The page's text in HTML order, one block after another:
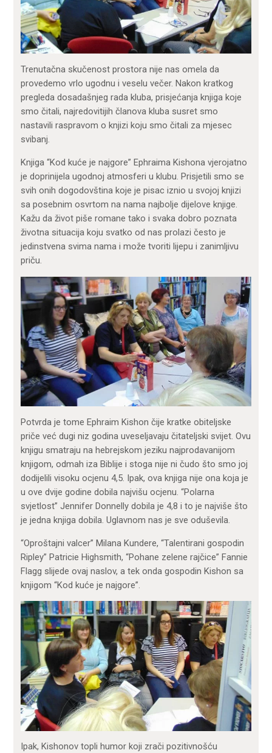
Trenutačna skučenost prostora nije nas omela da
provedemo vrlo ugodnu i veselu večer. Nakon kratkog
pregleda dosadašnjeg rada kluba, prisjećanja knjiga koje
smo čitali, najredovitijih članova kluba susret smo
nastavili raspravom o knjizi koju smo čitali za mjesec
svibanj.
Knjiga “Kod kuće je najgore” Ephraima Kishona vjerojatno
je doprinijela ugodnoj atmosferi u klubu. Prisjetili smo se
svih onih dogodovština koje je pisac iznio u svojoj knjizi
sa posebnim osvrtom na nama najbolje dijelove knjige.
Kažu da život piše romane tako i svaka dobro poznata
životna situacija koju svatko od nas prolazi često je
jedinstvena svima nama i može tvoriti lijepu i zanimljivu
priču.
Potvrda je tome Ephraim Kishon čije kratke obiteljske
priče već dugi niz godina uveseljavaju čitateljski svijet. Ovu
knjigu smatraju na hebrejskom jeziku najprodavanijom
knjigom, odmah iza Biblije i stoga nije ni čudo što smo joj
dodijelili visoku ocjenu 4,5. Ipak, ova knjiga nije ona koja je
u ove dvije godine dobila najvišu ocjenu. “Polarna
svjetlost” Jennifer Donnelly dobila je 4,8 i to je najviše što
je jedna knjiga dobila. Uglavnom nas je sve oduševila.
“Oproštajni valcer” Milana Kundere, “Talentirani gospodin
Ripley” Patricie Highsmith, “Pohane zelene rajčice” Fannie
Flagg slijede ovaj naslov, a tek onda gospodin Kishon sa
knjigom “Kod kuće je najgore”.
Ipak, Kishonov topli humor koji zrači pozitivnošću